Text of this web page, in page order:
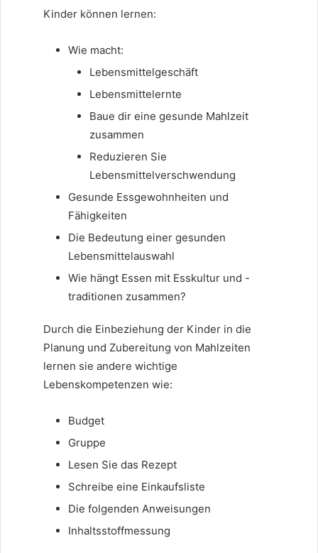
Kinder können lernen:
Wie macht:
Lebensmittelgeschäft
Lebensmittelernte
Baue dir eine gesunde Mahlzeit
zusammen
Reduzieren Sie
Lebensmittelverschwendung
Gesunde Essgewohnheiten und
Fähigkeiten
Die Bedeutung einer gesunden
Lebensmittelauswahl
Wie hängt Essen mit Esskultur und -
traditionen zusammen?
Durch die Einbeziehung der Kinder in die
Planung und Zubereitung von Mahlzeiten
lernen sie andere wichtige
Lebenskompetenzen wie:
Budget
Gruppe
Lesen Sie das Rezept
Schreibe eine Einkaufsliste
Die folgenden Anweisungen
Inhaltsstoffmessung